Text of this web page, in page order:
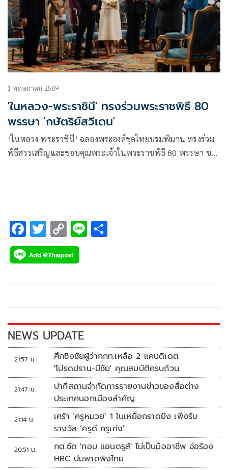
1 พฤษภาคม 2569
'ในหลวง-พระราชินี' ทรงร่วมพระราชพิธี 80
พรรษา 'กษัตริย์สวีเดน'
‘ในหลวง-พระราชินี’ ฉลองพระองค์ชุดไทยบรมพิมาน ทรงร่วม
พิธีสรรเสริญและขอบคุณพระเจ้าในพระราชพิธี 80 พรรษา ของ
F
ac
e
k
T
wi
tt
C
o
p
k
Li
NEWS UPDATE
21:57 น.
ศึกชิงชัยผู้ว่ากกท.เหลือ 2 แคนดิเดต
'โปรดปราน-มีชัย' คุณสมบัติครบถ้วน
21:47 น.
ปากีสถานจำกัดการรายงานข่าวของสื่อต่าง
ประเทศนอกเมืองสำคัญ
21:14 น.
เศร้า ‘ครูหมวย’ 1 ในเหยื่อกราดยิง เพิ่งรับ
รางวัล ‘ครูดี ครูเก่ง’
20:51 น.
กต.ซัด 'ทอม แอนดรูส์' ไม่เป็นมืออาชีพ จ่อร้อง
HRC ปมพาดพิงไทย